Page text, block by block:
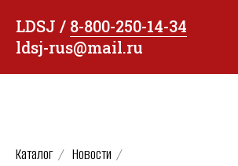
LDSJ / 8-800-250-14-34
ldsj-rus@mail.ru
Каталог / Новости /